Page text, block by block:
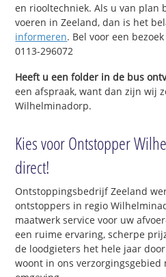
en riooltechniek. Als u van plan
voeren in Zeeland, dan is het
informeren. Bel voor een
0113-296072
Heeft u een folder in de bus
een afspraak, want dan zijn wij
Wilhelminadorp.
Kies voor Ontstopper
direct!
Ontstoppingsbedrijf Zeeland
ontstoppers in regio
maatwerk service voor uw
een ruime ervaring, scherpe
de loodgieters het hele jaar
woont in ons verzorgingsgebied